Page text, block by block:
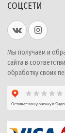
СОЦСЕТИ
Мы получаем и
сайта в
обработку своих